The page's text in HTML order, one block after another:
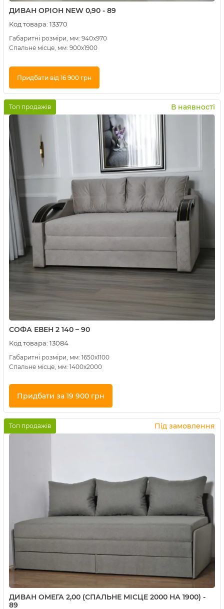
ДИВАН ОРІОН NEW 0,90 - 89
Код товара: 13370
Габаритні розміри, мм: 940х970
Спальне місце, мм: 900х1900
Придбати від 16 900 грн
Купити в 1 клік
В наявності
Топ продажів
СОФА ЕВЕН 2 140 – 90
Код товара: 13084
Габаритні розміри, мм: 1650х1100
Спальне місце, мм: 1400х2000
Придбати за 19 900 грн
Купити в 1 клік
Під замовлення
Топ продажів
ДИВАН ОМЕГА 2,00 (СПАЛЬНЕ МІСЦЕ 2000 НА 1900) -
89